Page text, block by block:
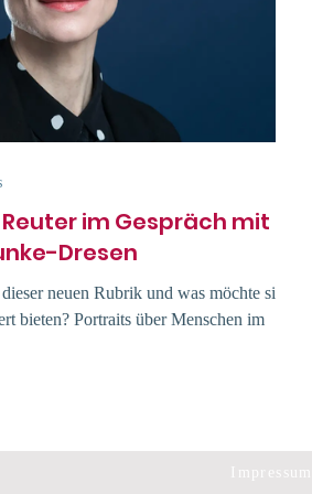
im Gespräch mit
Dresen
neuen Rubrik und was möchte sie
bieten? Portraits über Menschen im
Impressum